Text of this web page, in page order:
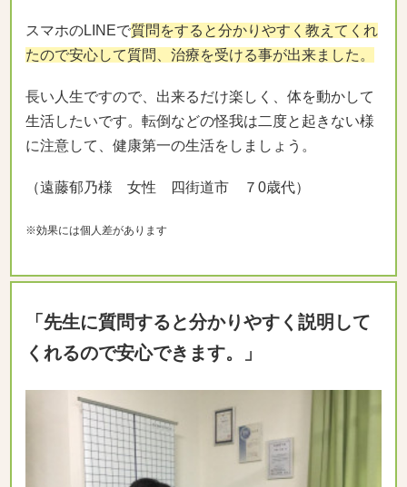
スマホのLINEで質問をすると分かりやすく教えてくれ
たので安心して質問、治療を受ける事が出来ました。
長い人生ですので、出来るだけ楽しく、体を動かして
生活したいです。転倒などの怪我は二度と起きない様
に注意して、健康第一の生活をしましょう。
（遠藤郁乃様 女性 四街道市 ７0歳代）
※効果には個人差があります
「先生に質問すると分かりやすく説明して
くれるので安心できます。」